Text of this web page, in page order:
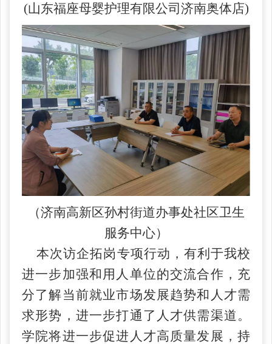
(山东福座母婴护理有限公司济南奥体店)
（济南高新区孙村街道办事处社区卫生
服务中心）
本次访企拓岗专项行动，有利于我校
进一步加强和用人单位的交流合作，充
分了解当前就业市场发展趋势和人才需
求形势，进一步打通了人才供需渠道。
学院将进一步促进人才高质量发展，持